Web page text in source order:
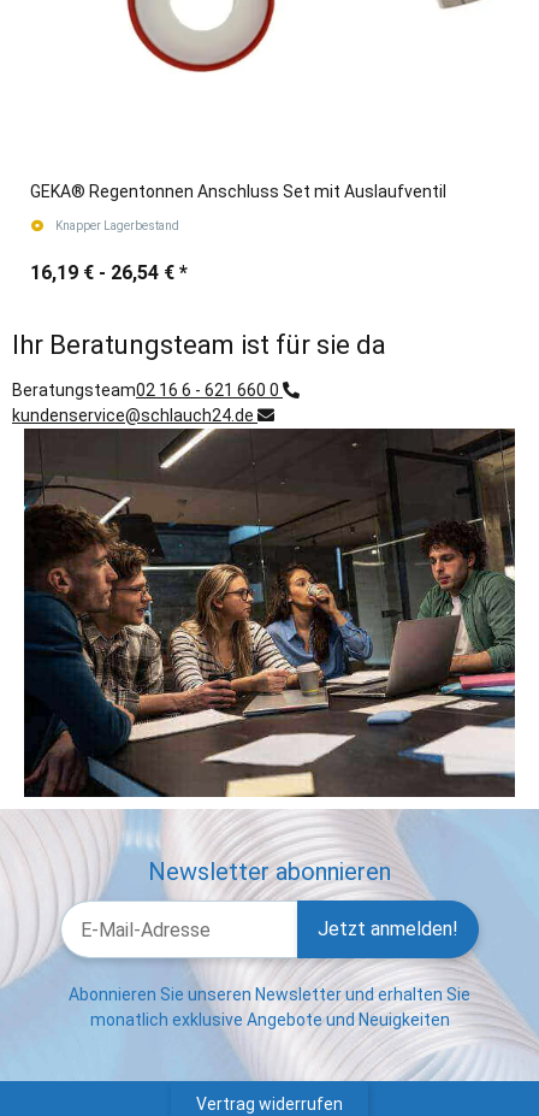
GEKA® Regentonnen Anschluss Set mit Auslaufventil
Knapper Lagerbestand
16,19 € - 26,54 € *
Ihr Beratungsteam ist für sie da
Beratungsteam02 16 6 - 621 660 0
kundenservice@schlauch24.de
Newsletter abonnieren
Jetzt anmelden!
Abonnieren Sie unseren Newsletter und erhalten Sie
monatlich exklusive Angebote und Neuigkeiten
Vertrag widerrufen